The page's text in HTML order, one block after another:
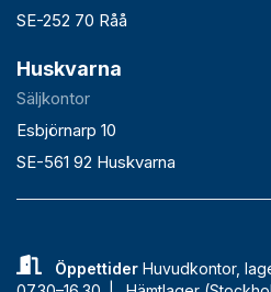
SE-252 70 Råå
Huskvarna
Säljkontor
Esbjörnarp 10
SE-561 92 Huskvarna
ÖppettiderHuvudkontor,